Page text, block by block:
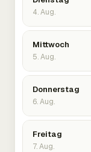
4. Aug.
Mittwoch
5. Aug.
Donnerstag
6. Aug.
Freitag
7. Aug.